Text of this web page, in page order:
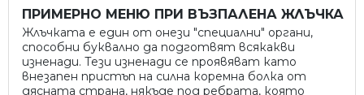
ПРИМЕРНО МЕНЮ ПРИ ВЪЗПАЛЕНА ЖЛЪЧКА
Жлъчката е един от онези "специални" органи,
способни буквално да подготвят всякакви
изненади. Тези изненади се проявяват като
внезапен пристъп на силна коремна болка от
дясната страна, някъде под ребрата, която